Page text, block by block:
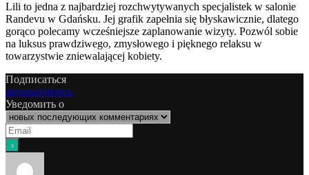
Lili to jedna z najbardziej rozchwytywanych specjalistek w salonie
Randevu w Gdańsku. Jej grafik zapełnia się błyskawicznie, dlatego
gorąco polecamy wcześniejsze zaplanowanie wizyty. Pozwól sobie
na luksus prawdziwego, zmysłowego i pięknego relaksu w
towarzystwie zniewalającej kobiety.
Подписаться
авторизуйтесь
Уведомить о